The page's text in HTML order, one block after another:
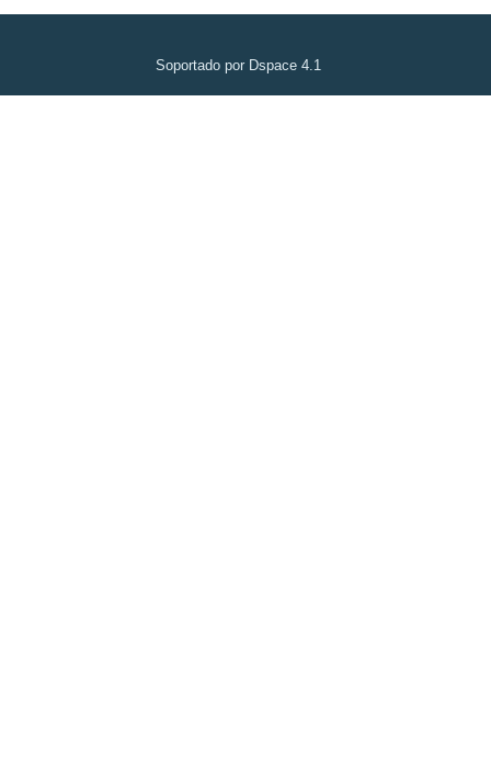
Soportado por Dspace 4.1